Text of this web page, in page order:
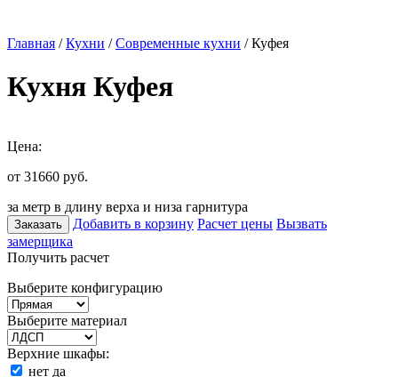
Главная /Кухни /Современные кухни / Куфея
Кухня Куфея
Цена:
от 31660 руб.
за метр в длину верха и низа гарнитура
Заказать Добавить в корзину Расчет цены Вызвать
замерщика
Получить расчет
Выберите конфигурацию
Выберите материал
Верхние шкафы:
нет да